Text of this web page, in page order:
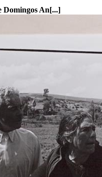
Domingos An[...]